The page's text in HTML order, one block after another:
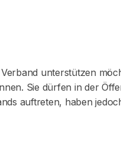
unterstützen
Sie dürfen in der
auftreten, haben